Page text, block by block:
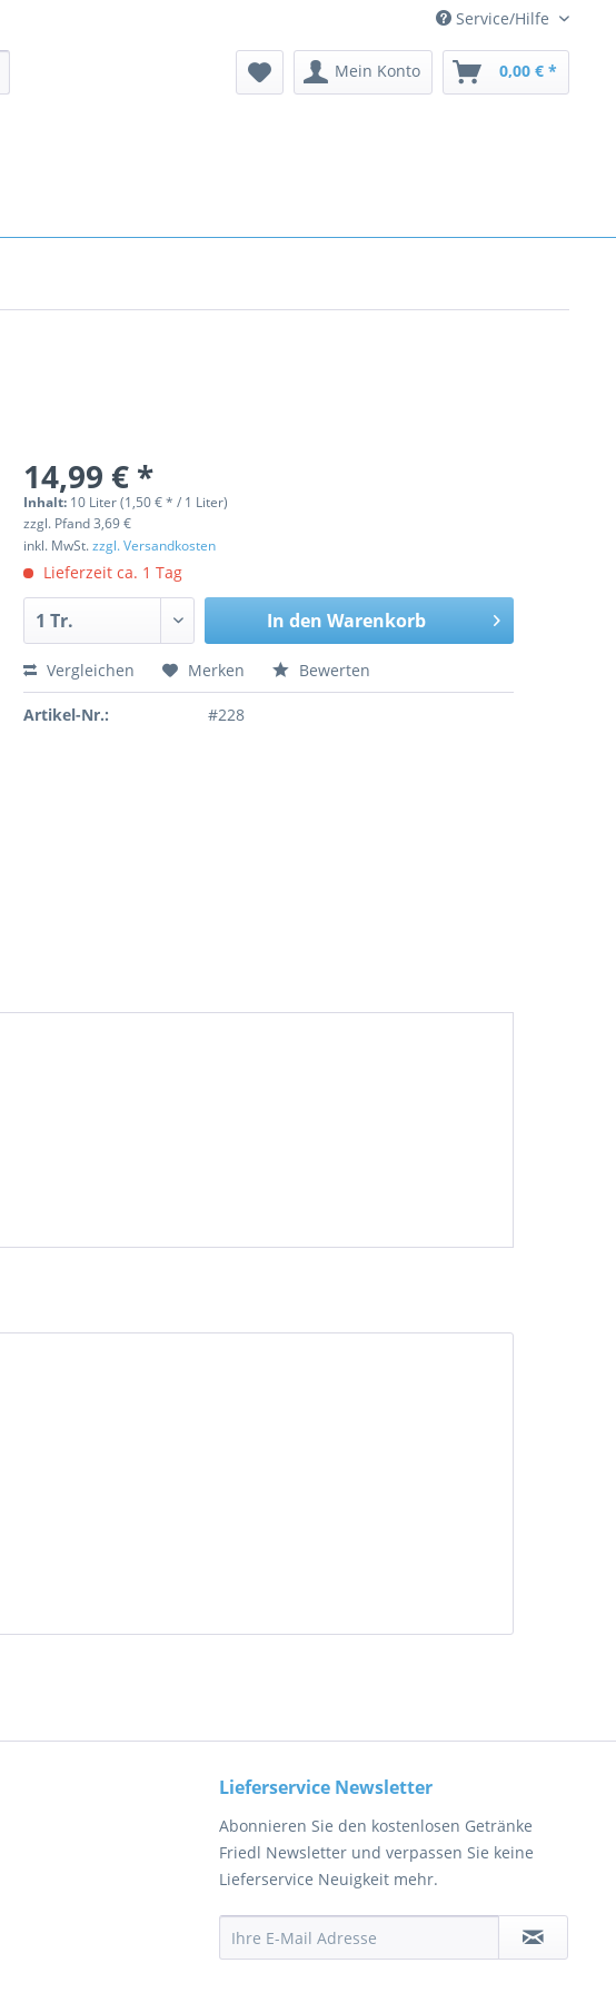
Service/Hilfe
Mein Konto 0,00 € *
14,99 € *
Inhalt: 10 Liter (1,50 € * / 1 Liter)
zzgl. Pfand 3,69 €
inkl. MwSt.zzgl. Versandkosten
Lieferzeit ca. 1 Tag
In den Warenkorb
Vergleichen Merken Bewerten
Artikel-Nr.: #228
Lieferservice Newsletter
Abonnieren Sie den kostenlosen Getränke
Friedl Newsletter und verpassen Sie keine
Lieferservice Neuigkeit mehr.